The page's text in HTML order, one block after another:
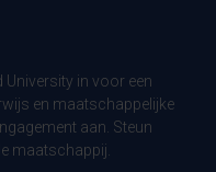
University in voor een
en maatschappelijke
aan. Steun
maatschappij.